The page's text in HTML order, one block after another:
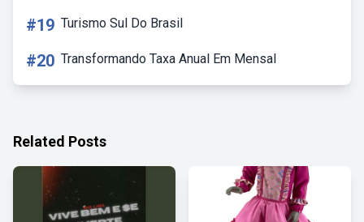
#19 Turismo Sul Do Brasil
#20 Transformando Taxa Anual Em Mensal
Related Posts